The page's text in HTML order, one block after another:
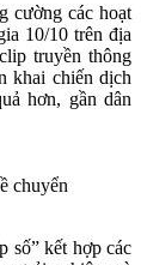
cường các hoạt
10/10 trên địa
truyền thông
khai chiến dịch
hơn, gần dân
chuyển
số” kết hợp các